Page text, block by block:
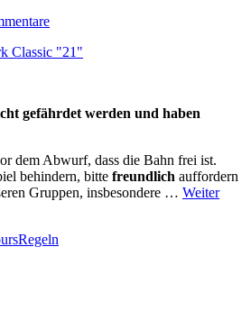
gefährdet werden und haben
dem Abwurf, dass die Bahn frei ist.
behindern, bitte freundlich auffordern
Gruppen, insbesondere … Weiter
Regeln